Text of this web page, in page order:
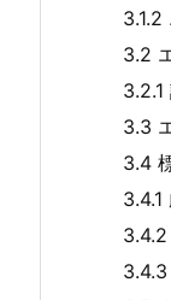
3.2
3.2.1
3.3
3.4
3.4.1